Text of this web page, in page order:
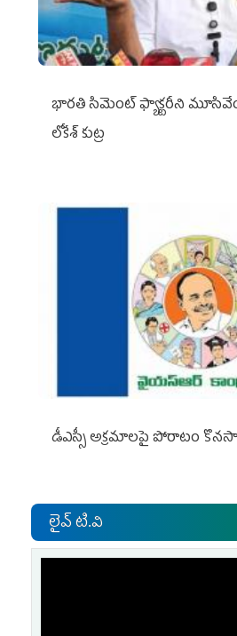
భారతి సిమెంట్ ఫ్యాక్టరీని
లోకేశ్ కుట్ర
డీఎస్సీ అక్రమాలపై పోరాటం
లైవ్ టి.వి